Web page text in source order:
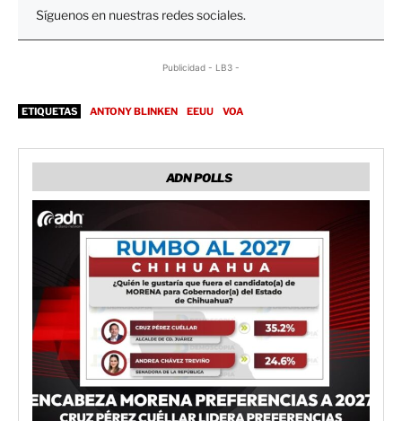
Síguenos en nuestras redes sociales.
Publicidad - LB3 -
ETIQUETAS ANTONY BLINKEN EEUU VOA
ADN POLLS